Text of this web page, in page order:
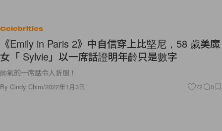
Celebrities
《Emily in Paris 2》中自信穿上比堅尼，58 歲美魔
女「 Sylvie」以一席話證明年齡只是數字
帥氣的一席話令人折服！
By Cindy Chim/2022年1月3日 72 0